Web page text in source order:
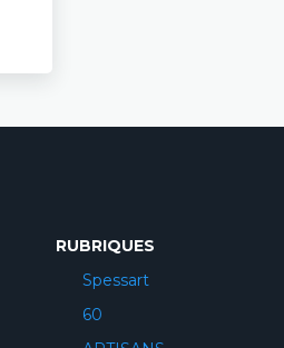
RUBRIQUES
Spessart
60